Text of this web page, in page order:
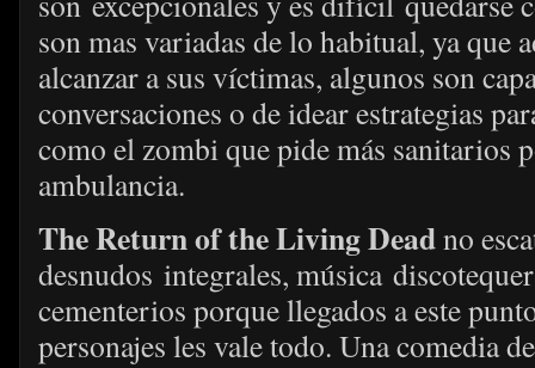
son mas variadas de lo habitual, ya que
alcanzar a sus víctimas, algunos son
conversaciones o de idear estrategias
como el zombi que pide más sanitarios
ambulancia.
The Return of the Living Deadno
desnudos integrales, música
cementerios porque llegados a este
personajes les vale todo. Una comedia